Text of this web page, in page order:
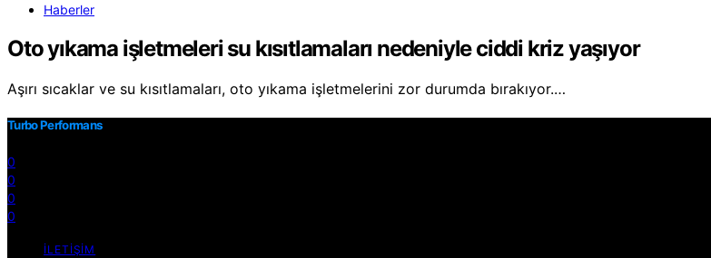
Haberler
Oto yıkama işletmeleri su kısıtlamaları nedeniyle ciddi kriz yaşıyor
Aşırı sıcaklar ve su kısıtlamaları, oto yıkama işletmelerini zor durumda bırakıyor.…
Turbo Performans
0
0
0
0
İLETIŞIM